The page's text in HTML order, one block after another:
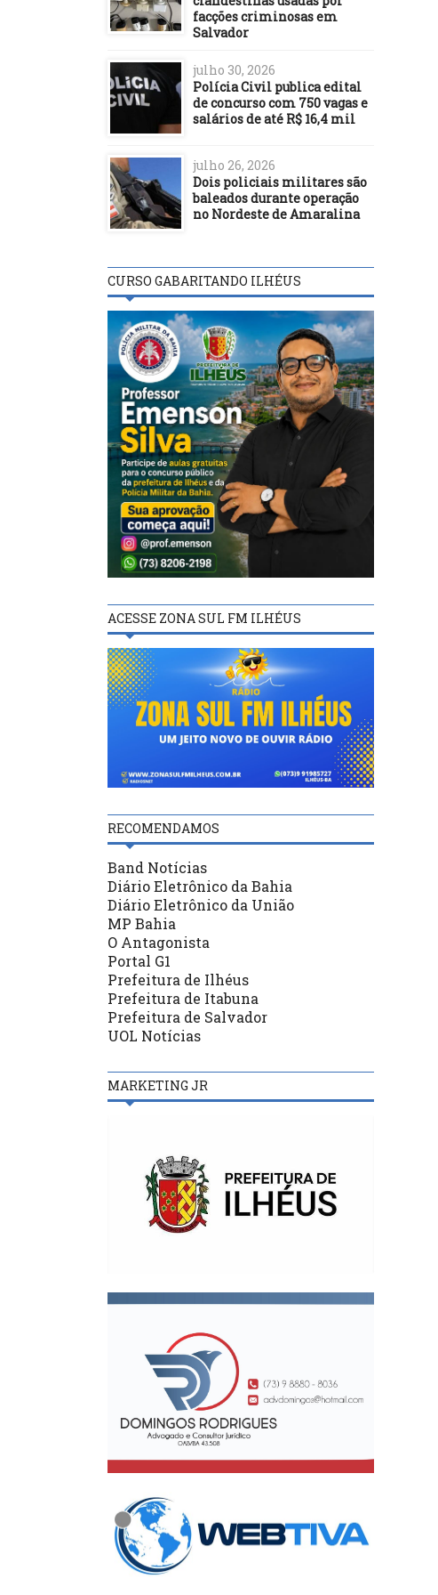
facções criminosas em
Salvador
julho 30, 2026
Polícia Civil publica edital
de concurso com 750 vagas e
salários de até R$ 16,4 mil
julho 26, 2026
Dois policiais militares são
baleados durante operação
no Nordeste de Amaralina
CURSO GABARITANDO ILHÉUS
ACESSE ZONA SUL FM ILHÉUS
RECOMENDAMOS
Band Notícias
Diário Eletrônico da Bahia
Diário Eletrônico da União
MP Bahia
O Antagonista
Portal G1
Prefeitura de Ilhéus
Prefeitura de Itabuna
Prefeitura de Salvador
UOL Notícias
MARKETING JR